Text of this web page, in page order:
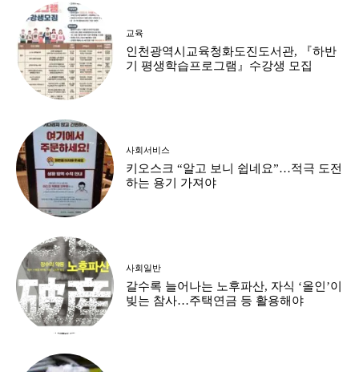
교육
인천광역시교육청화도진도서관, 『하반
기 평생학습프로그램』수강생 모집
사회서비스
키오스크 “알고 보니 쉽네요”…적극 도전
하는 용기 가져야
사회일반
갈수록 늘어나는 노후파산, 자식 ‘올인’이
빚는 참사…주택연금 등 활용해야